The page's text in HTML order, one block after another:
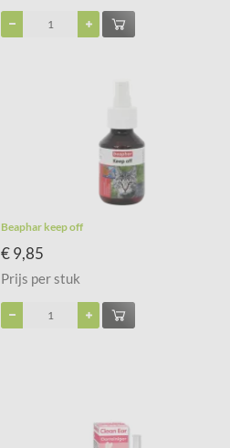
Beaphar keep off
€ 9,85
Prijs per stuk